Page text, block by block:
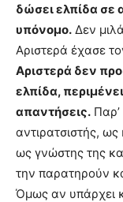
δώσει ελπίδα σε
υπόνομο. Δεν
Αριστερά έχασε
Αριστερά δεν
ελπίδα,
απαντήσεις.
αντιρατσιστής,
ως γνώστης της
την παρατηρούν
Όμως αν υπάρχει